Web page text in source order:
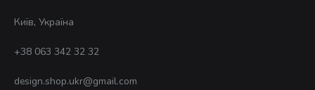
Київ, Україна
+38 063 342 32 32
design.shop.ukr@gmail.com